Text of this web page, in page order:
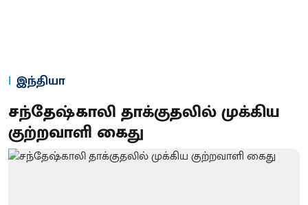
இந்தியா
சந்தேஷ்காலி தாக்குதலில் முக்கிய
குற்றவாளி கைது